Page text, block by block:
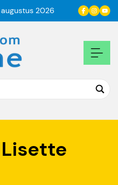
2026
Lisette